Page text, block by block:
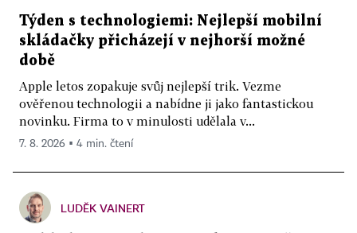
Týden s technologiemi: Nejlepší mobilní
skládačky přicházejí v nejhorší možné
době
Apple letos zopakuje svůj nejlepší trik. Vezme
ověřenou technologii a nabídne ji jako fantastickou
novinku. Firma to v minulosti udělala v...
7. 8. 2026 ▪ 4 min. čtení
LUDĚK VAINERT